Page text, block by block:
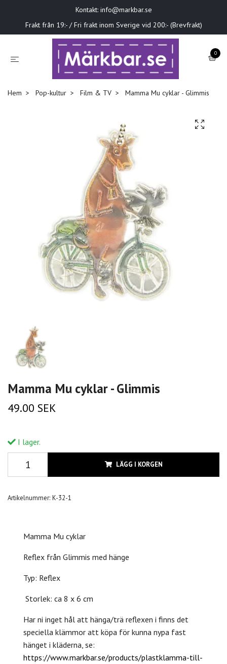
Kontakt: info@markbar.se
Frakt från 19:- / Fri frakt inom Sverige vid 200:- (Brevfrakt)
0
Hem Pop-kultur Film & TV Mamma Mu cyklar - Glimmis
Mamma Mu cyklar - Glimmis
49.00 SEK
I lager.
LÄGG I KORGEN
Artikelnummer: K-32-1
Mamma Mu cyklar
Reflex från Glimmis med hänge
Typ: Reflex
Storlek: ca 8 x 6 cm
Har ni inget hål att hänga/trä reflexen i finns det
speciella klämmor att köpa för kunna nypa fast
hänget i kläderna, se:
https://www.markbar.se/products/plastklamma-till-